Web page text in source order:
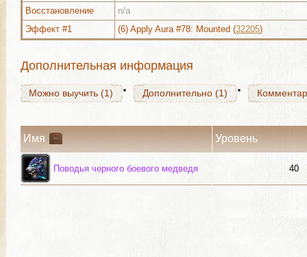
Восстановление
n/a
Эффект #1
(6) Apply Aura #78: Mounted (32205)
Дополнительная информация
Можно выучить (1) Дополнительно (1)
Можно выучить (1) Дополнительно (1)
Имя Уровень
Поводья черного боевого медведя 40